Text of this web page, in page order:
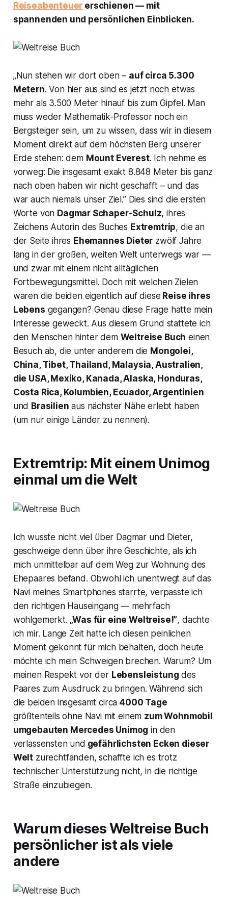
Reiseabenteuer erschienen — mit
spannenden und persönlichen Einblicken.
„Nun stehen wir dort oben – auf circa 5.300
Metern. Von hier aus sind es jetzt noch etwas
mehr als 3.500 Meter hinauf bis zum Gipfel. Man
muss weder Mathematik-Professor noch ein
Bergsteiger sein, um zu wissen, dass wir in diesem
Moment direkt auf dem höchsten Berg unserer
Erde stehen: dem Mount Everest. Ich nehme es
vorweg: Die insgesamt exakt 8.848 Meter bis ganz
nach oben haben wir nicht geschafft – und das
war auch niemals unser Ziel.” Dies sind die ersten
Worte von Dagmar Schaper-Schulz, ihres
Zeichens Autorin des Buches Extremtrip, die an
der Seite ihres Ehemannes Dieter zwölf Jahre
lang in der großen, weiten Welt unterwegs war —
und zwar mit einem nicht alltäglichen
Fortbewegungsmittel. Doch mit welchen Zielen
waren die beiden eigentlich auf diese Reise ihres
Lebens gegangen? Genau diese Frage hatte mein
Interesse geweckt. Aus diesem Grund stattete ich
den Menschen hinter dem Weltreise Buch einen
Besuch ab, die unter anderem die Mongolei,
China, Tibet, Thailand, Malaysia, Australien,
die USA, Mexiko, Kanada, Alaska, Honduras,
Costa Rica, Kolumbien, Ecuador, Argentinien
und Brasilien aus nächster Nähe erlebt haben
(um nur einige Länder zu nennen).
Extremtrip: Mit einem Unimog
einmal um die Welt
Ich wusste nicht viel über Dagmar und Dieter,
geschweige denn über ihre Geschichte, als ich
mich unmittelbar auf dem Weg zur Wohnung des
Ehepaares befand. Obwohl ich unentwegt auf das
Navi meines Smartphones starrte, verpasste ich
den richtigen Hauseingang — mehrfach
wohlgemerkt. „Was für eine Weltreise!”, dachte
ich mir. Lange Zeit hatte ich diesen peinlichen
Moment gekonnt für mich behalten, doch heute
möchte ich mein Schweigen brechen. Warum? Um
meinen Respekt vor der Lebensleistung des
Paares zum Ausdruck zu bringen. Während sich
die beiden insgesamt circa 4000 Tage
größtenteils ohne Navi mit einem zum Wohnmobil
umgebauten Mercedes Unimog in den
verlassensten und gefährlichsten Ecken dieser
Welt zurechtfanden, schaffte ich es trotz
technischer Unterstützung nicht, in die richtige
Straße einzubiegen.
Warum dieses Weltreise Buch
persönlicher ist als viele
andere